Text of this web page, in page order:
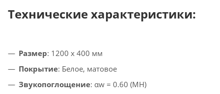
Технические характеристики:
Размер: 1200 x 400 мм
Покрытие: Белое, матовое
Звукопоглощение: αw = 0.60 (MH)